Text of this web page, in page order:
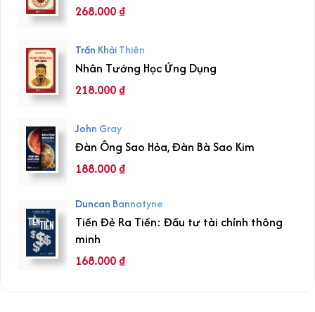
268.000₫
Trần Khải Thiên
Nhân Tướng Học Ứng Dụng
218.000₫
John Gray
Đàn Ông Sao Hỏa, Đàn Bà Sao Kim
188.000₫
Duncan Bannatyne
Tiền Đẻ Ra Tiền: Đầu tư tài chính thông
minh
168.000₫